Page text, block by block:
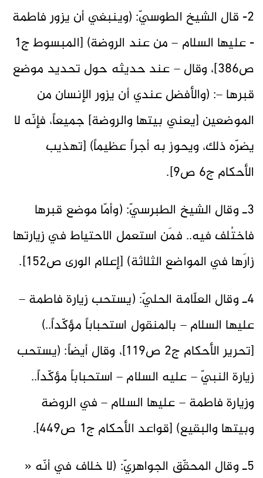
2- قال الشيخ الطوسيّ: (وينبغي أن يزور فاطمة
- عليها السلام – من عند الروضة) [المبسوط ج1
ص386]، وقال – عند حديثه حول تحديد موضع
قبرها –: (والأفضل عندي أن يزور الإنسان من
الموضعين [يعني بيتها والروضة] جميعاً، فإنّه لا
يضرّه ذلك، ويحوز به أجراً عظيماً) [تهذيب
الأحكام ج6 ص9].
3ـ وقال الشيخ الطبرسيّ: (وأمّا موضع قبرها
فاختُلف فيه.. فمَن استعمل الاحتياط في زيارتها
زارَها في المواضع الثلاثة) [إعلام الورى ص152].
4ـ وقال العلّامة الحليّ: (يستحب زيارة فاطمة –
عليها السلام – بالمنقول استحباباً مؤكّداً..)
[تحرير الأحكام ج2 ص119]، وقال أيضاً: (يستحب
زيارة النبيّ – عليه السلام – استحباباً مؤكّداً..
وزيارة فاطمة – عليها السلام – في الروضة
وبيتها والبقيع) [قواعد الأحكام ج1 ص449].
5ـ وقال المحقّق الجواهريّ: (لا خلاف في أنّه «